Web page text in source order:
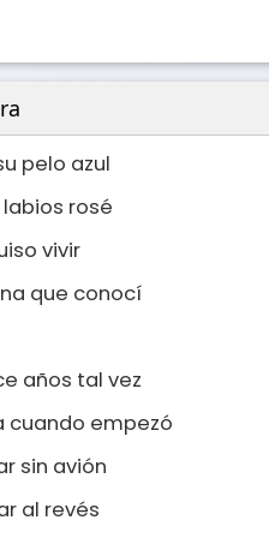
pelo azul
labios rosé
vivir
que conocí
años tal vez
cuando empezó
sin avión
al revés